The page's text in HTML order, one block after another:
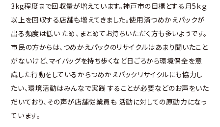
3kg程度まで回収量が増えています。神戸市の目標とする月5ｋｇ
以上を回収する店舗も増えてきました。使用済つめかえパックが
出る頻度は低い ため、まとめてお持ちいただく方も多いようです。
市民の方からは、つめかえパックのリサイクルはあまり聞いたこと
がないけど、マイバッグを持ち歩くなど日ごろから環境保全を意
識した行動をしているからつめかえパックリサイクルにも協力し
たい、環境活動はみんなで実践 することが必要などのお声をいた
だいており、その声が店舗従業員も 活動に対しての原動力になっ
ています。